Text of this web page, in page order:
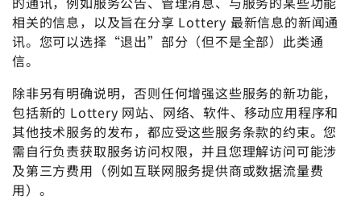
相关的信息，以及旨在分享 Lottery 最新信息的新闻通
讯。您可以选择“退出”部分（但不是全部）此类通
信。
除非另有明确说明，否则任何增强这些服务的新功能，
包括新的 Lottery 网站、网络、软件、移动应用程序和
其他技术服务的发布，都应受这些服务条款的约束。您
需自行负责获取服务访问权限，并且您理解访问可能涉
及第三方费用（例如互联网服务提供商或数据流量费
用）。